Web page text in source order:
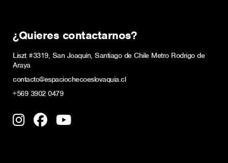
¿Quieres contactarnos?
Liszt #3319, San Joaquín, Santiago de Chile Metro Rodrigo de
Araya
contacto@espaciochecoeslovaquia.cl
+569 3902 0479